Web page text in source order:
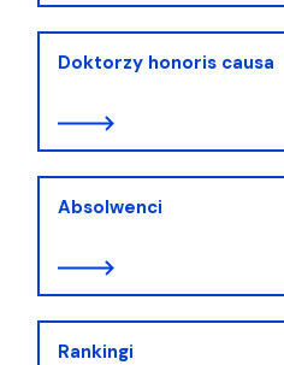
Doktorzy honoris causa
Absolwenci
Rankingi